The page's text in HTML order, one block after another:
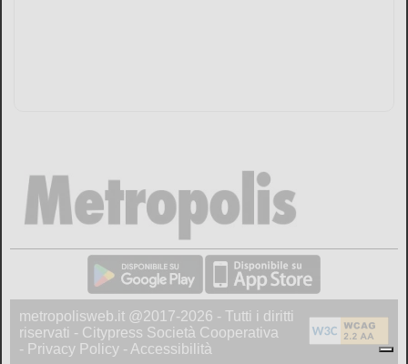
metropolisweb.it @2017-2026 - Tutti i diritti
riservati - Citypress Società Cooperativa
- Privacy Policy - Accessibilità